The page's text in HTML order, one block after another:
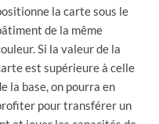
la carte sous le
de la même
Si la valeur de la
est supérieure à celle
la base, on pourra en
pour transférer un